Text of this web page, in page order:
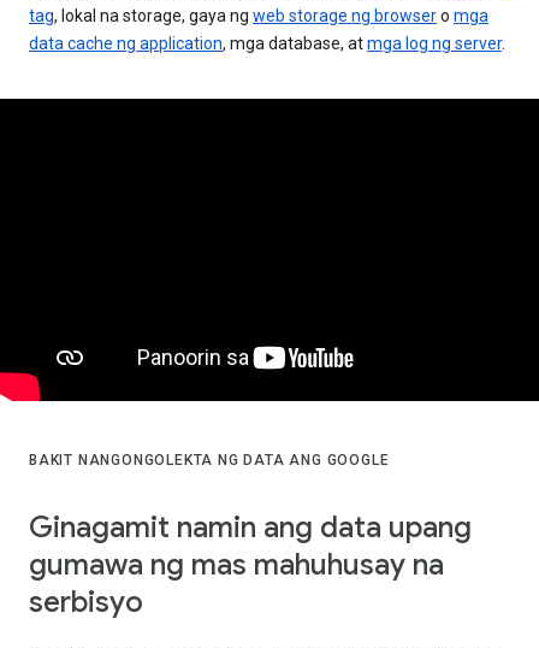
tag, lokal na storage, gaya ng web storage ng browsero mga
data cache ng application, mga database, atmga log ng server.
BAKIT NANGONGOLEKTA NG DATA ANG GOOGLE
Ginagamit namin ang data upang
gumawa ng mas mahuhusay na
serbisyo